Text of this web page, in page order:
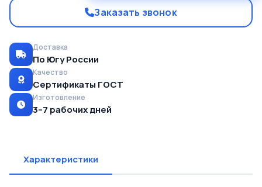
Заказать звонок
Доставка
По Югу России
Качество
Сертификаты ГОСТ
Изготовление
3–7 рабочих дней
Характеристики